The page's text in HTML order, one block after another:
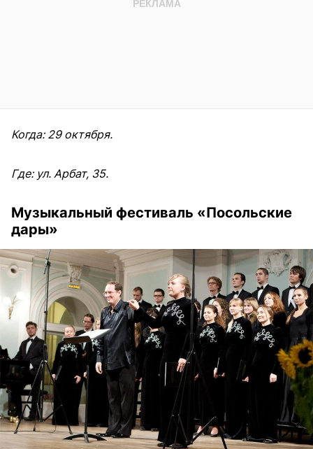
Когда: 29 октября.
Где: ул. Арбат, 35.
Музыкальный фестиваль «Посольские
дары»